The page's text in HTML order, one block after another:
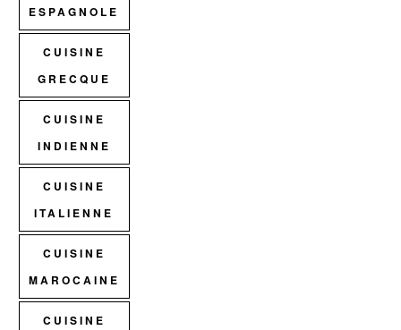
ESPAGNOLE
CUISINE
GRECQUE
CUISINE
INDIENNE
CUISINE
ITALIENNE
CUISINE
MAROCAINE
CUISINE